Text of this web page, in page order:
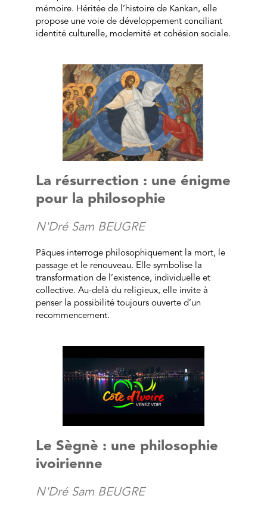
mémoire. Héritée de l’histoire de Kankan, elle
propose une voie de développement conciliant
identité culturelle, modernité et cohésion sociale.
La résurrection : une énigme
pour la philosophie
N'Dré Sam BEUGRE
Pâques interroge philosophiquement la mort, le
passage et le renouveau. Elle symbolise la
transformation de l’existence, individuelle et
collective. Au-delà du religieux, elle invite à
penser la possibilité toujours ouverte d’un
recommencement.
Le Sègnè : une philosophie
ivoirienne
N'Dré Sam BEUGRE